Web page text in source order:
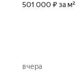
501 000 ₽ за м²
вчера